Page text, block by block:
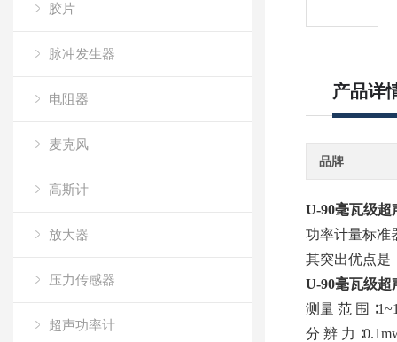
胶片
脉冲发生器
电阻器
麦克风
高斯计
放大器
压力传感器
超声功率计
产品详
品牌
U-90毫瓦级超
功率计量标准
其突出优点是
U-90毫瓦级超
测量 范 围
分 辨 力